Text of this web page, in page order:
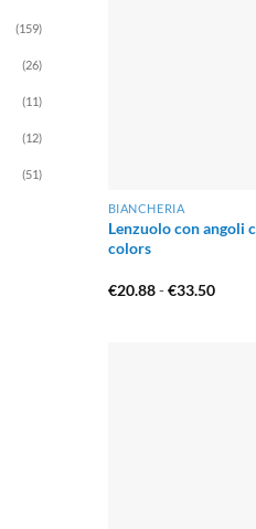
(159)
(26)
(11)
(12)
(51)
BIANCHERIA
Lenzuolo con angoli
colors
€20.88-€33.50Fascia